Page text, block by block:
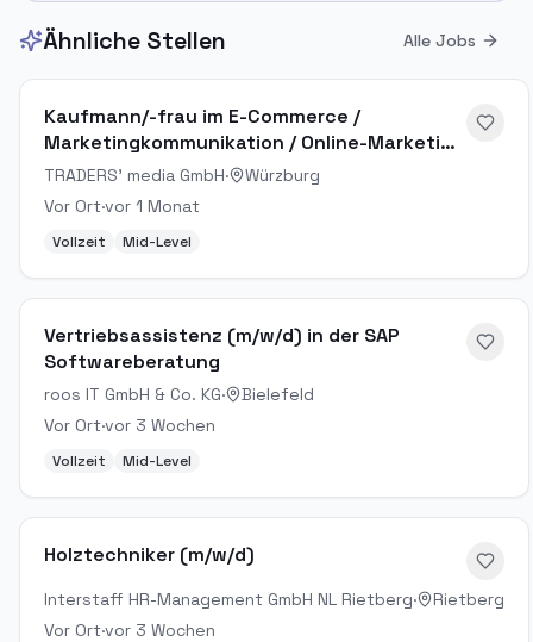
Ähnliche Stellen Alle Jobs
Kaufmann/-frau im E-Commerce /
Marketingkommunikation / Online-Marketing
Manager (m/w/d)
TRADERS' media GmbH·
Würzburg
Vor Ort·vor 1 Monat
Vollzeit Mid-Level
Vertriebsassistenz (m/w/d) in der SAP
Softwareberatung
roos IT GmbH & Co. KG·
Bielefeld
Vor Ort·vor 3 Wochen
Vollzeit Mid-Level
Holztechniker (m/w/d)
Interstaff HR-Management GmbH NL Rietberg·
Rietberg
Vor Ort·vor 3 Wochen